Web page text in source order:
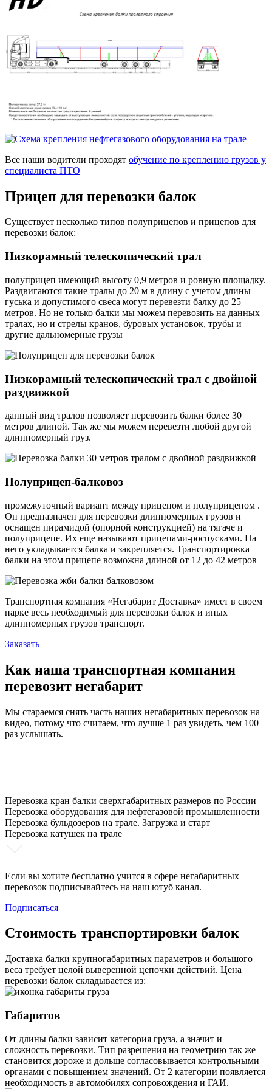
Все наши водители проходят обучение по креплению грузов у
специалиста ПТО
Прицеп для перевозки балок
Существует несколько типов полуприцепов и прицепов для
перевозки балок:
Низкорамный телескопический трал
полуприцеп имеющий высоту 0,9 метров и ровную площадку.
Раздвигаются такие тралы до 20 м в длину с учетом длины
гуська и допустимого свеса могут перевезти балку до 25
метров. Но не только балки мы можем перевозить на данных
тралах, но и стрелы кранов, буровых установок, трубы и
другие дальномерные грузы
Низкорамный телескопический трал с двойной
раздвижкой
данный вид тралов позволяет перевозить балки более 30
метров длиной. Так же мы можем перевезти любой другой
длинномерный груз.
Полуприцеп-балковоз
промежуточный вариант между прицепом и полуприцепом .
Он предназначен для перевозки длинномерных грузов и
оснащен пирамидой (опорной конструкцией) на тягаче и
полуприцепе. Их еще называют прицепами-роспусками. На
него укладывается балка и закрепляется. Транспортировка
балки на этом прицепе возможна длиной от 12 до 42 метров
Транспортная компания «Негабарит Доставка» имеет в своем
парке весь необходимый для перевозки балок и иных
длинномерных грузов транспорт.
Заказать
Как наша транспортная компания
перевозит негабарит
Мы стараемся снять часть наших негабаритных перевозок на
видео, потому что считаем, что лучше 1 раз увидеть, чем 100
раз услышать.
Перевозка кран балки сверхгабаритных размеров по России
Перевозка оборудования для нефтегазовой промышленности
Перевозка бульдозеров на трале. Загрузка и старт
Перевозка катушек на трале
Если вы хотите бесплатно учится в сфере негабаритных
перевозок подписывайтесь на наш ютуб канал.
Подписаться
Стоимость транспортировки балок
Доставка балки крупногабаритных параметров и большого
веса требует целой выверенной цепочки действий. Цена
перевозки балок складывается из:
Габаритов
От длины балки зависит категория груза, а значит и
сложность перевозки. Тип разрешения на геометрию так же
становится дороже и дольше согласовывается контрольными
органами с повышением значений. От 2 категории появляется
необходимость в автомобилях сопровождения и ГАИ.